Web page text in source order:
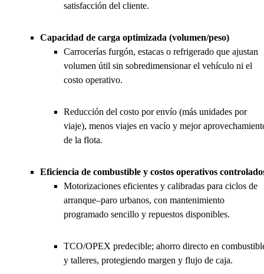
satisfacción del cliente.
Capacidad de carga optimizada (volumen/peso)
Carrocerías furgón, estacas o refrigerado que ajustan
volumen útil sin sobredimensionar el vehículo ni el
costo operativo.
Reducción del costo por envío (más unidades por
viaje), menos viajes en vacío y mejor
de la flota.
Eficiencia de combustible y costos operativos
Motorizaciones eficientes y calibradas para ciclos de
arranque–paro urbanos, con mantenimiento
programado sencillo y repuestos disponibles.
TCO/OPEX predecible; ahorro directo en
y talleres, protegiendo margen y flujo de caja.